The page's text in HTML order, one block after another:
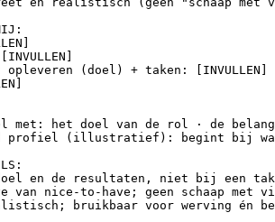
(doel) + taken: [INVULLEN]
met: het doel van de rol · de
profiel (illustratief): begint bij
en de resultaten, niet bij een
van nice-to-have; geen schaap met
bruikbaar voor werving én